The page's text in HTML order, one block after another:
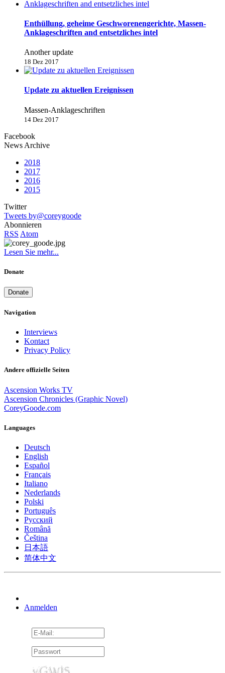
Enthüllung, geheime Geschworenengerichte, Massen-
Anklageschriften and entsetzliches intel
Another update
18 Dez 2017
Update zu aktuellen Ereignissen
Massen-Anklageschriften
14 Dez 2017
Facebook
News Archive
2018
2017
2016
2015
Twitter
Tweets by@coreygoode
Abonnieren
RSS Atom
Lesen Sie mehr...
Donate
Donate
Navigation
Interviews
Kontact
Privacy Policy
Andere offizielle Seiten
Ascension Works TV
Ascension Chronicles (Graphic Novel)
CoreyGoode.com
Languages
Deutsch
English
Español
Français
Italiano
Nederlands
Polski
Português
Pусский
Română
Čeština
日本語
简体中文
Anmelden